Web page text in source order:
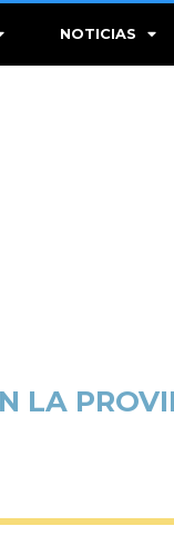
NOTICIAS
LA